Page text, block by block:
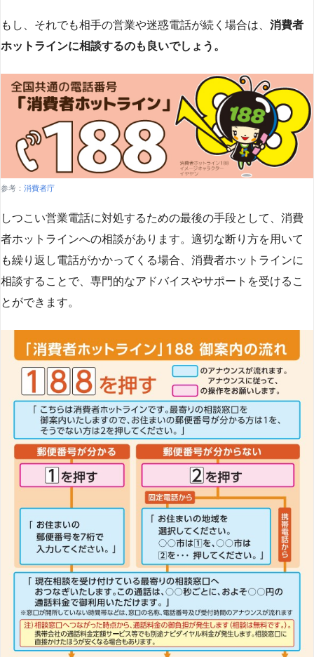
もし、それでも相手の営業や迷惑電話が続く場合は、 消費者
ホットラインに相談するのも良いでしょう。
参考： 消費者庁
しつこい営業電話に対処するための最後の手段として、消費
者ホットラインへの相談があります。適切な断り方を用いて
も繰り返し電話がかかってくる場合、消費者ホットラインに
相談することで、専門的なアドバイスやサポートを受けるこ
とができます​​。